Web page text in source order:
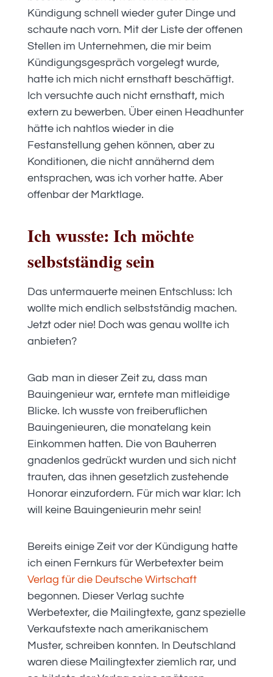
Kündigung schnell wieder guter Dinge und
schaute nach vorn. Mit der Liste der offenen
Stellen im Unternehmen, die mir beim
Kündigungsgespräch vorgelegt wurde,
hatte ich mich nicht ernsthaft beschäftigt.
Ich versuchte auch nicht ernsthaft, mich
extern zu bewerben. Über einen Headhunter
hätte ich nahtlos wieder in die
Festanstellung gehen können, aber zu
Konditionen, die nicht annähernd dem
entsprachen, was ich vorher hatte. Aber
offenbar der Marktlage.
Ich wusste: Ich möchte
selbstständig sein
Das untermauerte meinen Entschluss: Ich
wollte mich endlich selbstständig machen.
Jetzt oder nie! Doch was genau wollte ich
anbieten?
Gab man in dieser Zeit zu, dass man
Bauingenieur war, erntete man mitleidige
Blicke. Ich wusste von freiberuflichen
Bauingenieuren, die monatelang kein
Einkommen hatten. Die von Bauherren
gnadenlos gedrückt wurden und sich nicht
trauten, das ihnen gesetzlich zustehende
Honorar einzufordern. Für mich war klar: Ich
will keine Bauingenieurin mehr sein!
Bereits einige Zeit vor der Kündigung hatte
ich einen Fernkurs für Werbetexter beim
Verlag für die Deutsche Wirtschaft
begonnen. Dieser Verlag suchte
Werbetexter, die Mailingtexte, ganz spezielle
Verkaufstexte nach amerikanischem
Muster, schreiben konnten. In Deutschland
waren diese Mailingtexter ziemlich rar, und